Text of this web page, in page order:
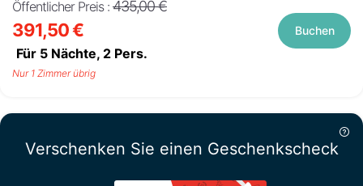
Öffentlicher Preis : 435,00 €
391,50 €
Für 5 Nächte, 2 Pers.
Buchen
Nur 1 Zimmer übrig
Verschenken Sie einen Geschenkscheck